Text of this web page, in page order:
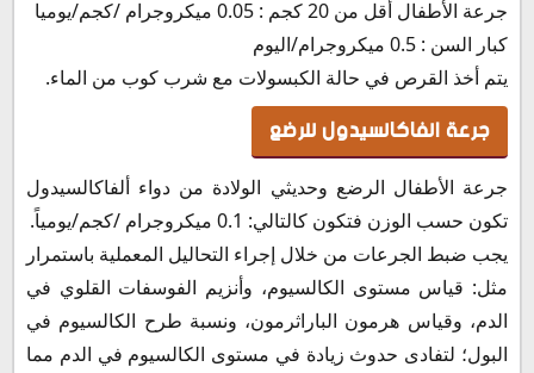
جرعة الأطفال أقل من 20 كجم : 0.05 ميكروجرام /كجم/يوميا
كبار السن : 0.5 ميكروجرام/اليوم
يتم أخذ القرص في حالة الكبسولات مع شرب كوب من الماء.
جرعة الفاكالسيدول للرضع
جرعة الأطفال الرضع وحديثي الولادة من دواء ألفاكالسيدول
تكون حسب الوزن فتكون كالتالي: 0.1 ميكروجرام /كجم/يومياً.
يجب ضبط الجرعات من خلال إجراء التحاليل المعملية باستمرار
مثل: قياس مستوى الكالسيوم، وأنزيم الفوسفات القلوي في
الدم، وقياس هرمون الباراثرمون، ونسبة طرح الكالسيوم في
البول؛ لتفادى حدوث زيادة في مستوى الكالسيوم في الدم مما